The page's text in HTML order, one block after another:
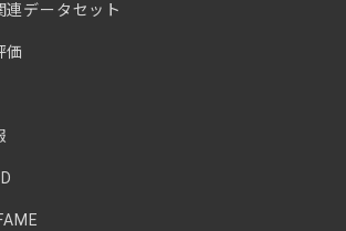
連データセット
価